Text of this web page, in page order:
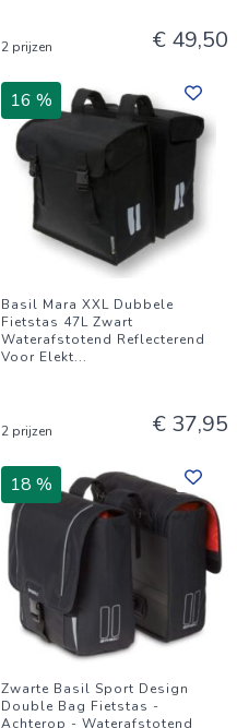
2 prijzen € 49,50
16 %
Basil Mara XXL Dubbele
Fietstas 47L Zwart
Waterafstotend Reflecterend
Voor Elekt...
2 prijzen € 37,95
18 %
Zwarte Basil Sport Design
Double Bag Fietstas -
Achterop - Waterafstotend